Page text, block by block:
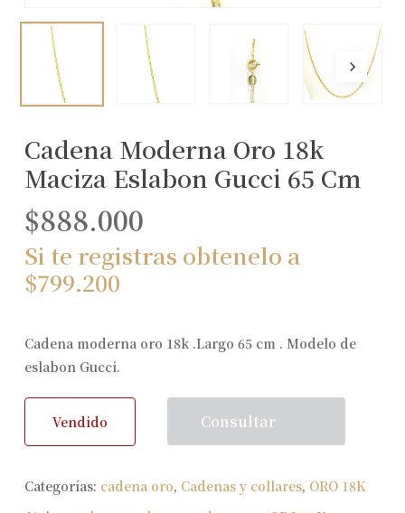
Cadena Moderna Oro 18k
Maciza Eslabon Gucci 65 Cm
$888.000
Si te registras obtenelo a
$799.200
Cadena moderna oro 18k .Largo 65 cm . Modelo de
eslabon Gucci.
Vendido Consultar
Categorías: cadena oro, Cadenas y collares, ORO 18K